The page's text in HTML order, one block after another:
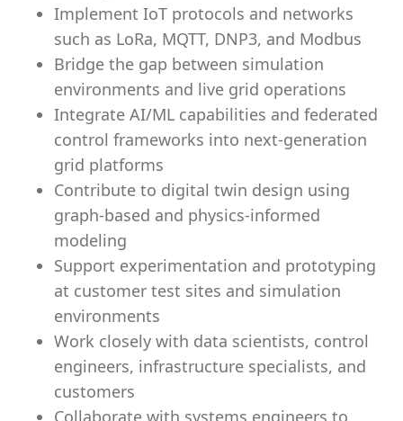
Implement IoT protocols and networks
such as LoRa, MQTT, DNP3, and Modbus
Bridge the gap between simulation
environments and live grid operations
Integrate AI/ML capabilities and federated
control frameworks into next-generation
grid platforms
Contribute to digital twin design using
graph-based and physics-informed
modeling
Support experimentation and prototyping
at customer test sites and simulation
environments
Work closely with data scientists, control
engineers, infrastructure specialists, and
customers
Collaborate with systems engineers to